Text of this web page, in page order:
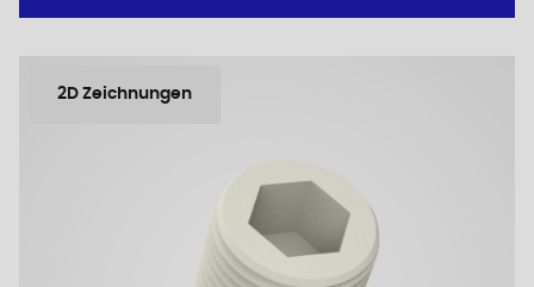
2D Zeichnungen